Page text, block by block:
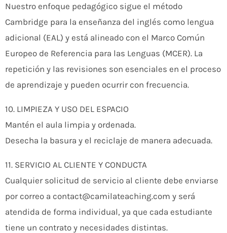
Nuestro enfoque pedagógico sigue el método
Cambridge para la enseñanza del inglés como lengua
adicional (EAL) y está alineado con el Marco Común
Europeo de Referencia para las Lenguas (MCER). La
repetición y las revisiones son esenciales en el proceso
de aprendizaje y pueden ocurrir con frecuencia.
10. LIMPIEZA Y USO DEL ESPACIO
Mantén el aula limpia y ordenada.
Desecha la basura y el reciclaje de manera adecuada.
11. SERVICIO AL CLIENTE Y CONDUCTA
Cualquier solicitud de servicio al cliente debe enviarse
por correo a contact@camilateaching.com y será
atendida de forma individual, ya que cada estudiante
tiene un contrato y necesidades distintas.